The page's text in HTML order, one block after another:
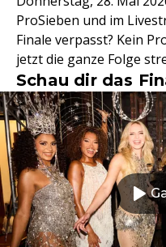
ProSieben und im
Finale verpasst? Kein
jetzt die ganze Folge
Schau dir das